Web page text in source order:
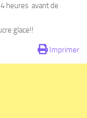
heures avant de
glace!!
Imprimer